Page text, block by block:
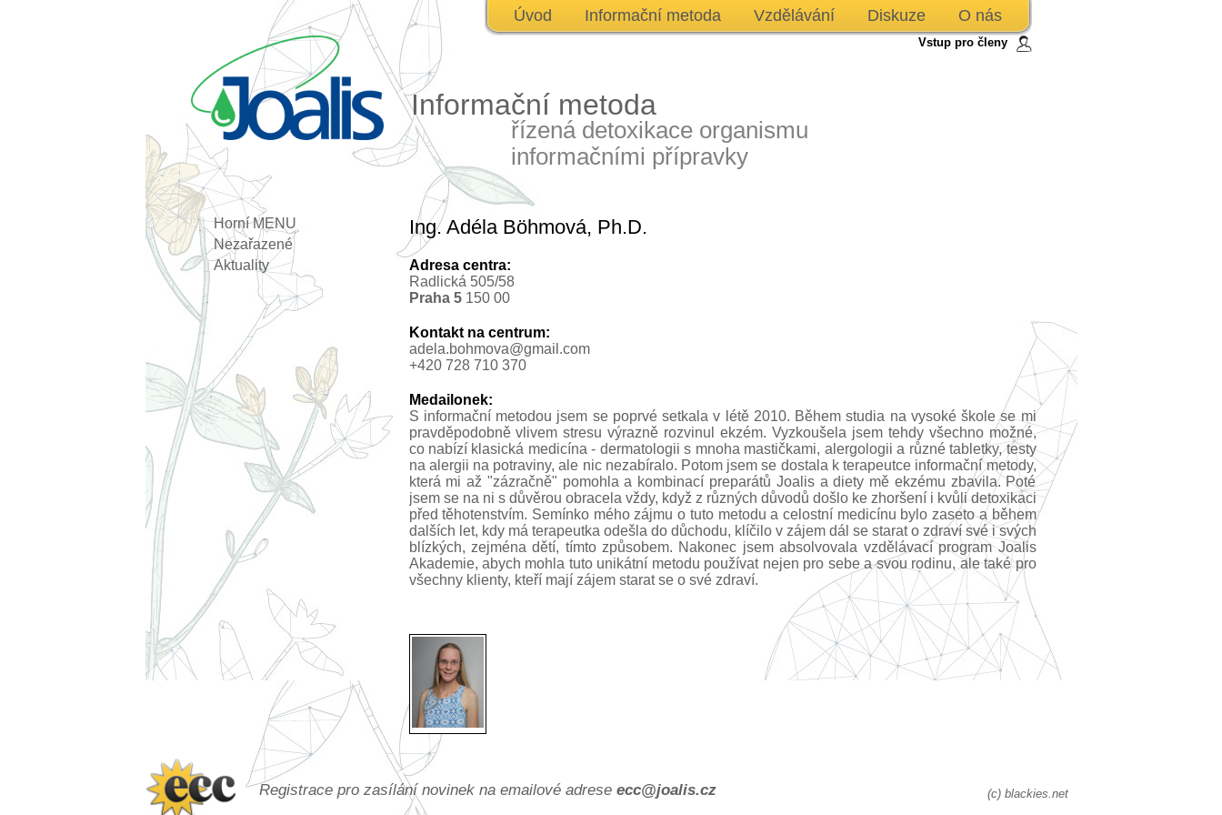
Úvod Informační metoda Vzdělávání Diskuze O nás
Vstup pro členy
Informační metoda
řízená detoxikace organismu
informačními přípravky
Horní MENU
Nezařazené
Aktuality
Ing. Adéla Böhmová, Ph.D.
Adresa centra:
Radlická 505/58
Praha 5150 00
Kontakt na centrum:
adela.bohmova@gmail.com
+420 728 710 370
Medailonek:
S informační metodou jsem se poprvé setkala v létě 2010. Během studia na vysoké škole se mi
pravděpodobně vlivem stresu výrazně rozvinul ekzém. Vyzkoušela jsem tehdy všechno možné,
co nabízí klasická medicína - dermatologii s mnoha mastičkami, alergologii a různé tabletky, testy
na alergii na potraviny, ale nic nezabíralo. Potom jsem se dostala k terapeutce informační metody,
která mi až "zázračně" pomohla a kombinací preparátů Joalis a diety mě ekzému zbavila. Poté
jsem se na ni s důvěrou obracela vždy, když z různých důvodů došlo ke zhoršení i kvůli detoxikaci
před těhotenstvím. Semínko mého zájmu o tuto metodu a celostní medicínu bylo zaseto a během
dalších let, kdy má terapeutka odešla do důchodu, klíčilo v zájem dál se starat o zdraví své i svých
blízkých, zejména dětí, tímto způsobem. Nakonec jsem absolvovala vzdělávací program Joalis
Akademie, abych mohla tuto unikátní metodu používat nejen pro sebe a svou rodinu, ale také pro
všechny klienty, kteří mají zájem starat se o své zdraví.
Registrace pro zasílání novinek na emailové adrese ecc@joalis.cz (c) blackies.net